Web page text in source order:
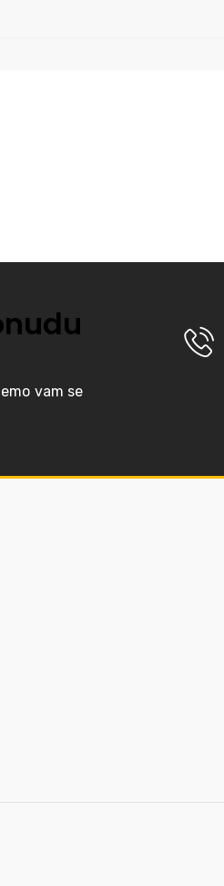
vam se